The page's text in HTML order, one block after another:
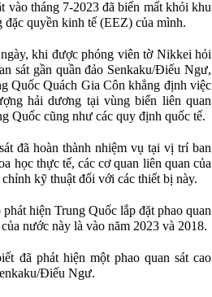
vào tháng 7-2023 đã biến mất khỏi khu
quyền kinh tế (EEZ) của mình.
khi được phóng viên tờ Nikkei hỏi
sát gần quần đảo Senkaku/Điếu Ngư,
Quốc Quách Gia Côn khẳng định việc
hải dương tại vùng biển liên quan
Quốc cũng như các quy định quốc tế.
đã hoàn thành nhiệm vụ tại vị trí ban
học thực tế, các cơ quan liên quan của
kỹ thuật đối với các thiết bị này.
hiện Trung Quốc lắp đặt phao quan
nước này là vào năm 2023 và 2018.
đã phát hiện một phao quan sát cao
Điếu Ngư.